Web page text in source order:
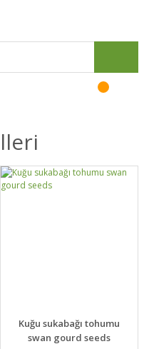
DETAYLAR SEPETE EKLE
Kuğu sukabağı tohumu
swan gourd seeds